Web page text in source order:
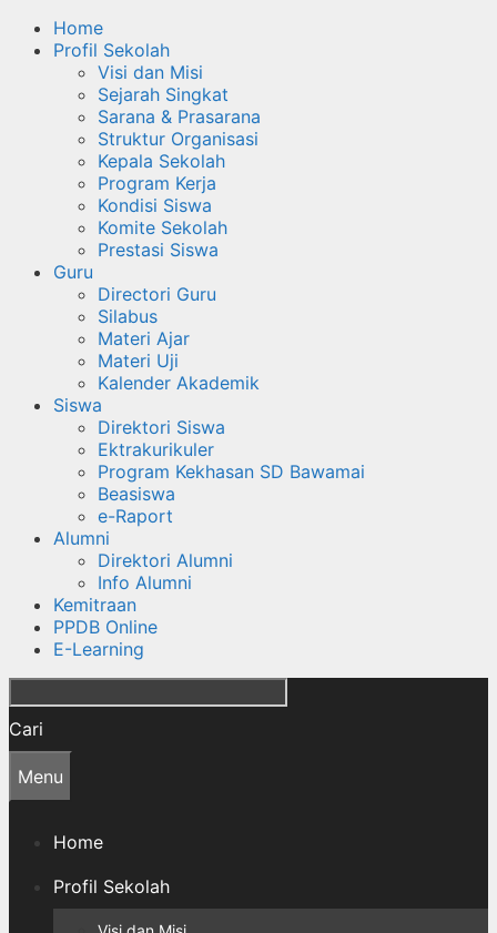
Home
Profil Sekolah
Visi dan Misi
Sejarah Singkat
Sarana & Prasarana
Struktur Organisasi
Kepala Sekolah
Program Kerja
Kondisi Siswa
Komite Sekolah
Prestasi Siswa
Guru
Directori Guru
Silabus
Materi Ajar
Materi Uji
Kalender Akademik
Siswa
Direktori Siswa
Ektrakurikuler
Program Kekhasan SD Bawamai
Beasiswa
e-Raport
Alumni
Direktori Alumni
Info Alumni
Kemitraan
PPDB Online
E-Learning
Cari
Menu
Home
Profil Sekolah